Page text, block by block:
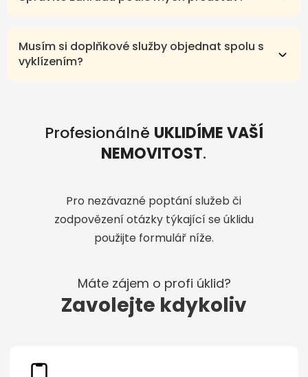
Musím si doplňkové služby objednat spolu s
vyklízením?
Profesionálně UKLIDÍME VAŠÍ
NEMOVITOST.
Pro nezávazné poptání služeb či
zodpovězení otázky týkající se úklidu
použijte formulář níže.
Máte zájem o profi úklid?
Zavolejte kdykoliv